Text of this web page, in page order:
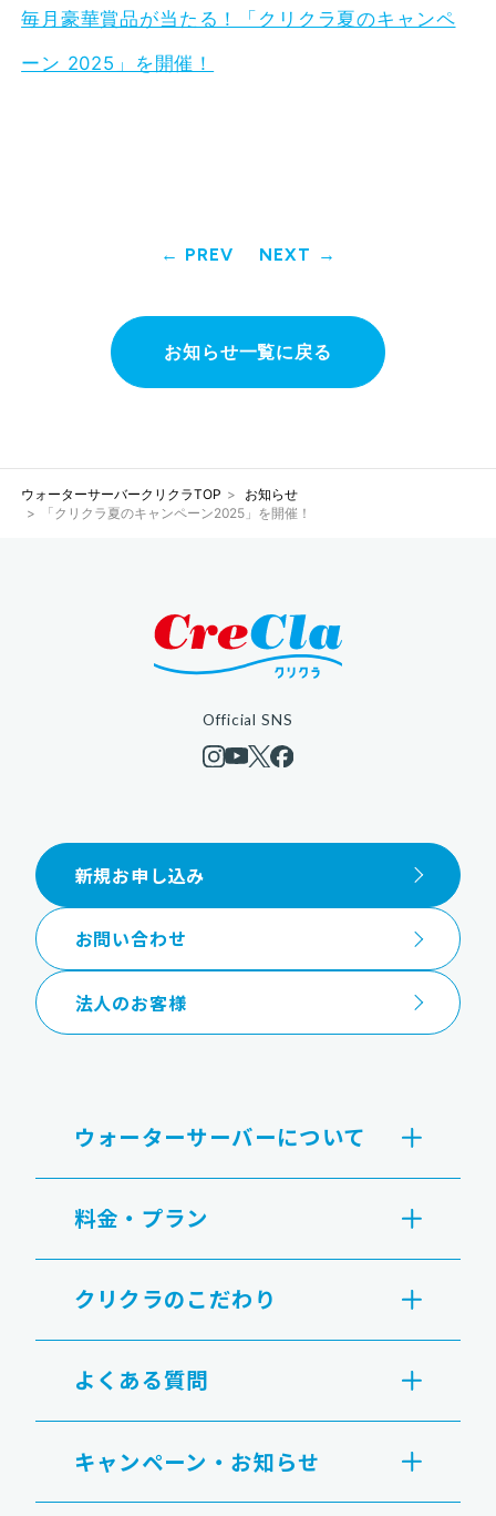
毎月豪華賞品が当たる！「クリクラ夏のキャンペ
ーン 2025」を開催！
PREV NEXT
お知らせ一覧に戻る
ウォーターサーバークリクラTOP
お知らせ
「クリクラ夏のキャンペーン2025」を開催！
Official SNS
新規お申し込み
お問い合わせ
法人のお客様
ウォーターサーバーについて
料金・プラン
クリクラのこだわり
よくある質問
キャンペーン・お知らせ